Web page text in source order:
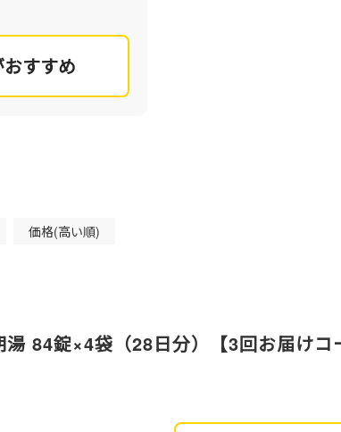
おすすめ
価格(高い順)
湯 84錠×4袋（28日分）【3回お届けコ